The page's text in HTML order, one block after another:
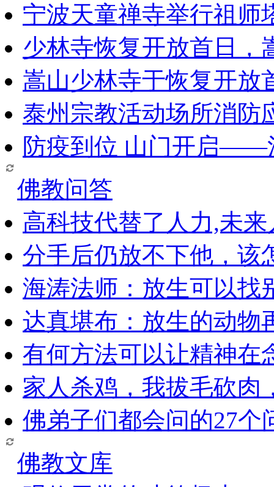
宁波天童禅寺举行祖师
少林寺恢复开放首日，
嵩山少林寺于恢复开放
泰州宗教活动场所消防
防疫到位 山门开启——
佛教问答
高科技代替了人力,未
分手后仍放不下他，该
海涛法师：放生可以找
达真堪布：放生的动物
有何方法可以让精神在
家人杀鸡，我拔毛砍肉
佛弟子们都会问的27个
佛教文库